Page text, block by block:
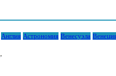
Англия Астрономия Венесуэла
.